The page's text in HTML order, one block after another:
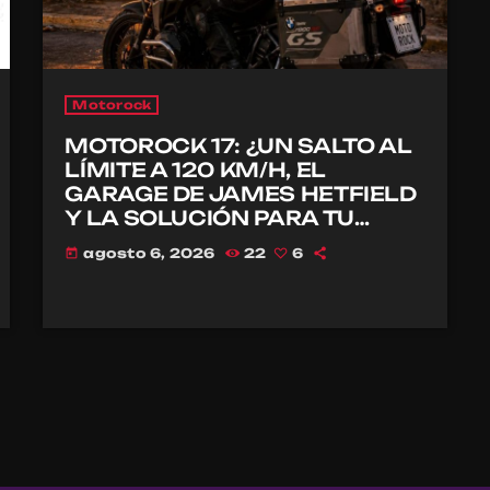
Motorock
MOTOROCK 17: ¿UN SALTO AL
LÍMITE A 120 KM/H, EL
GARAGE DE JAMES HETFIELD
Y LA SOLUCIÓN PARA TU
CASCO?
today agosto 6, 2026 22 6